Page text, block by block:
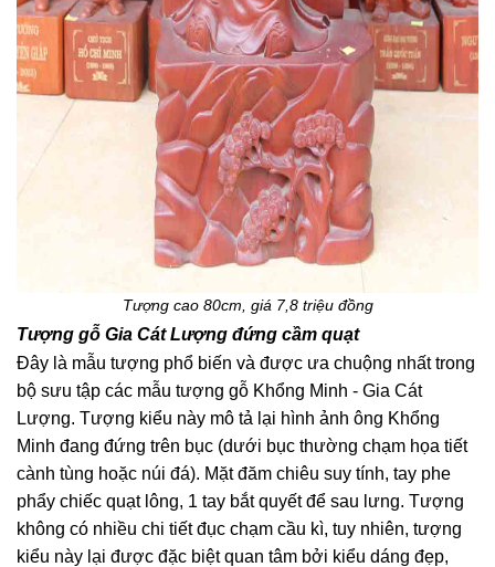
Tượng cao 80cm, giá 7,8 triệu đồng
Tượng gỗ Gia Cát Lượng đứng cầm quạt
Đây là mẫu tượng phổ biến và được ưa chuộng nhất trong
bộ sưu tập các mẫu tượng gỗ Khổng Minh - Gia Cát
Lượng. Tượng kiểu này mô tả lại hình ảnh ông Khổng
Minh đang đứng trên bục (dưới bục thường chạm họa tiết
cành tùng hoặc núi đá). Mặt đăm chiêu suy tính, tay phe
phẩy chiếc quạt lông, 1 tay bắt quyết để sau lưng. Tượng
không có nhiều chi tiết đục chạm cầu kì, tuy nhiên, tượng
kiểu này lại được đặc biệt quan tâm bởi kiểu dáng đẹp,